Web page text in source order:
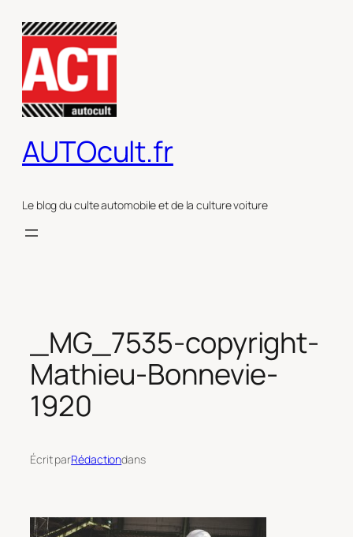
contenu
AUTOcult.fr
Le blog du culte automobile et de la culture voiture
_MG_7535-copyright-
Mathieu-Bonnevie-
1920
Écrit parRédactiondans